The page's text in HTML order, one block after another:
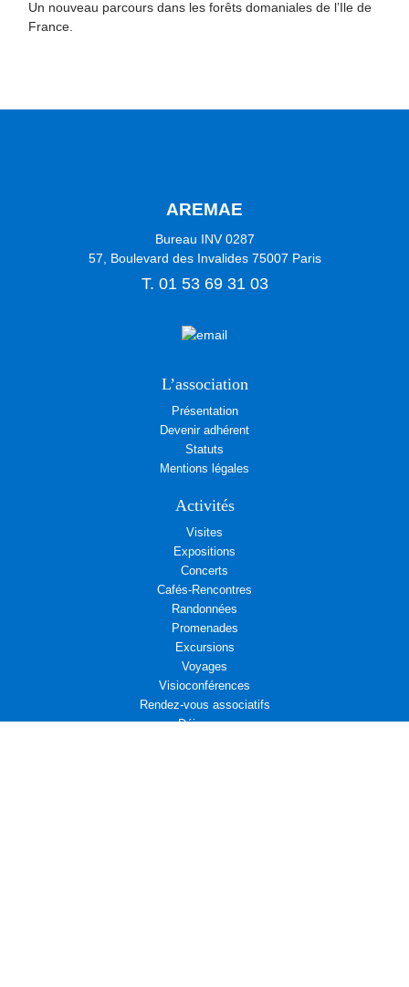
Un nouveau parcours dans les forêts domaniales de l’Ile de
France.
AREMAE
Bureau INV 0287
57, Boulevard des Invalides 75007 Paris
T. 01 53 69 31 03
L’association
Présentation
Devenir adhérent
Statuts
Mentions légales
Activités
Visites
Expositions
Concerts
Cafés-Rencontres
Randonnées
Promenades
Excursions
Voyages
Visioconférences
Rendez-vous associatifs
Déjeuners